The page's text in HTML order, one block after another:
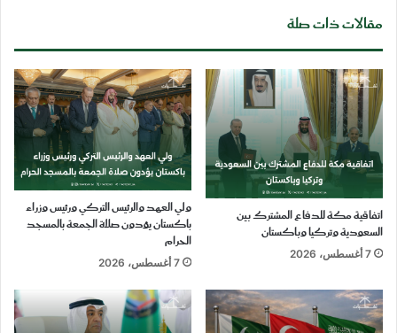
مقالات ذات صلة
اتفاقية مكة للدفاع المشترك بين
السعودية وتركيا وباكستان
7 أغسطس، 2026
ولي العهد والرئيس التركي ورئيس وزراء
باكستان يؤدون صلاة الجمعة بالمسجد
الحرام
7 أغسطس، 2026